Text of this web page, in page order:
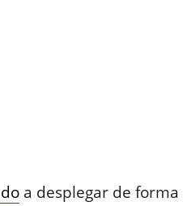
a desplegar de